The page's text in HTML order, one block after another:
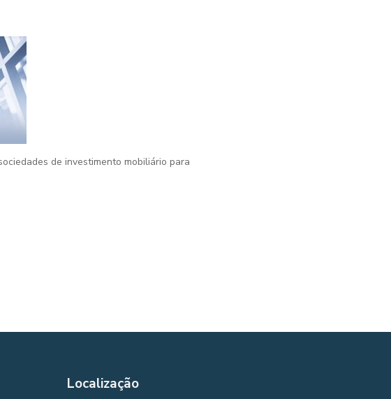
de investimento mobiliário para
Localização